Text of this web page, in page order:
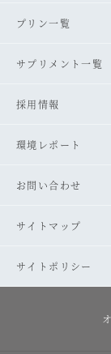
プリン一覧
サプリメント一覧
採用情報
環境レポート
お問い合わせ
サイトマップ
サイトポリシー